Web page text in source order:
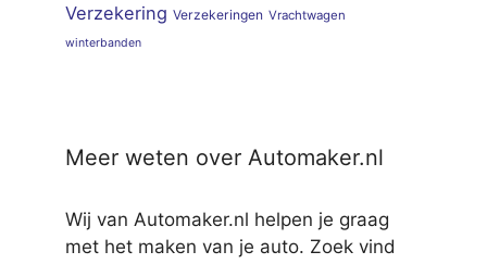
Verzekering Verzekeringen Vrachtwagen
winterbanden
Meer weten over Automaker.nl
Wij van Automaker.nl helpen je graag
met het maken van je auto. Zoek vind